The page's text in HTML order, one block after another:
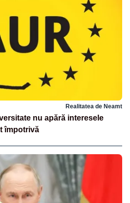
Realitatea de Neamt
nu apără interesele
împotrivă